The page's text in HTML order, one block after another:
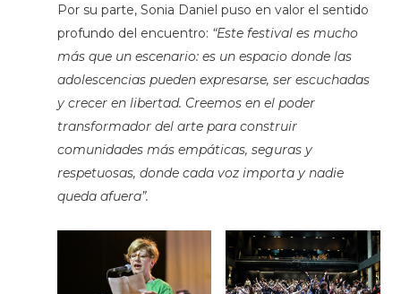
Por su parte, Sonia Daniel puso en valor el sentido
profundo del encuentro: “Este festival es mucho
más que un escenario: es un espacio donde las
adolescencias pueden expresarse, ser escuchadas
y crecer en libertad. Creemos en el poder
transformador del arte para construir
comunidades más empáticas, seguras y
respetuosas, donde cada voz importa y nadie
queda afuera”.